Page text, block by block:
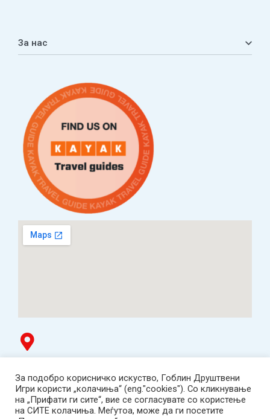
Листа на желби
За нас
Услови за плаќање и испорака
Наши партнери
ТЦ Буњаковец - 1. кат, Скопје.
Tел: 078 669 482
Работно време: пон-пет 12:00-19:00 /саб 12:00-17:00
2001-2026 Goblin Games, All Rights Reserved.
За подобро корисничко искуство, Гоблин Друштвени
Игри користи „колачиња“ (eng."cookies"). Со кликнување
на „Прифати ги сите“, вие се согласувате со користење
на СИТЕ колачиња. Меѓутоа, може да ги посетите